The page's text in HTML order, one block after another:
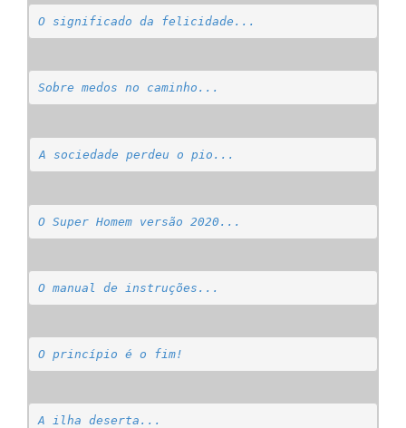
O significado da felicidade...
Sobre medos no caminho...
A sociedade perdeu o pio...
O Super Homem versão 2020...
O manual de instruções...
O princípio é o fim!
A ilha deserta...